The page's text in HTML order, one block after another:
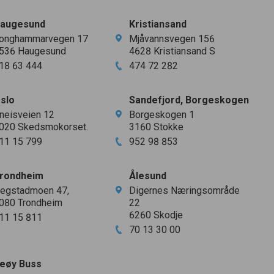
17
Haugesund
63 444
Kristiansand
Mjåvannsvegen 156
4628 Kristiansand S
474 72 282
12
Skedsmokorset.
15 799
Sandefjord, Borgeskogen
Borgeskogen 1
3160 Stokke
952 98 853
47,
Trondheim
15 811
Ålesund
Digernes Næringsområde
22
6260 Skodje
70 13 30 00
Buss